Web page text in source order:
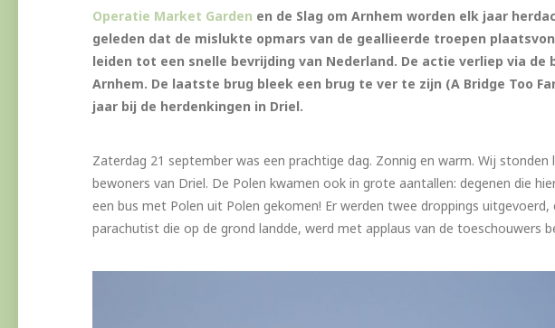
Operatie Market Garden en de Slag om Arnhem worden elk jaar
geleden dat de mislukte opmars van de geallieerde troepen
leiden tot een snelle bevrijding van Nederland. De actie verliep via de
Arnhem. De laatste brug bleek een brug te ver te zijn (A Bridge Too
jaar bij de herdenkingen in Driel.
Zaterdag 21 september was een prachtige dag. Zonnig en warm. Wij
bewoners van Driel. De Polen kwamen ook in grote aantallen: degenen die
een bus met Polen uit Polen gekomen! Er werden twee droppings
parachutist die op de grond landde, werd met applaus van de toeschouwers